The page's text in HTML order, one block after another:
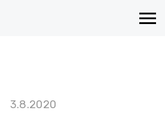
3.8.2020